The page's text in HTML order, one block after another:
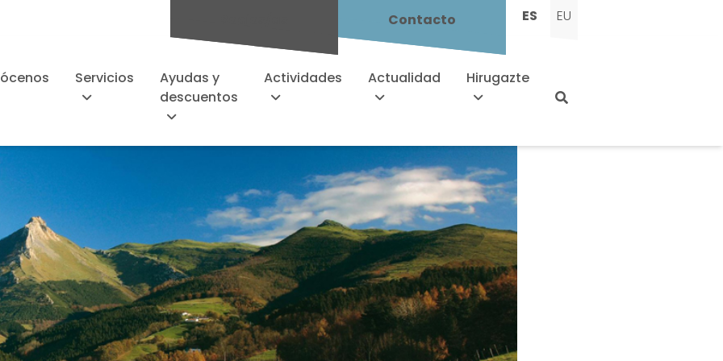
Contacto ES EU
Servicios
Ayudas y
descuentos
Actividades Actualidad Hirugazte